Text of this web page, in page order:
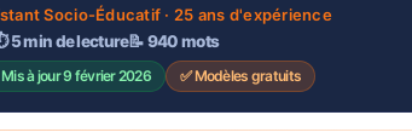
Socio-Éducatif · 25 ans d'expérience
5 min de lecture📝 940 mots
Mis à jour 9 février 2026 ✅ Modèles gratuits